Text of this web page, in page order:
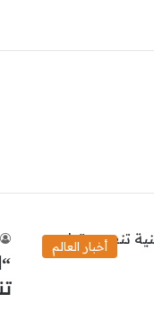
أخبار العالم